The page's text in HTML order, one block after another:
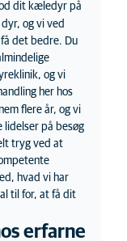
dit kæledyr på
og vi ved
det bedre. Du
klinik, og vi
her hos
flere år, og vi
lidelser på besøg
tryg ved at
hvad vi har
til for, at få dit
erfarne